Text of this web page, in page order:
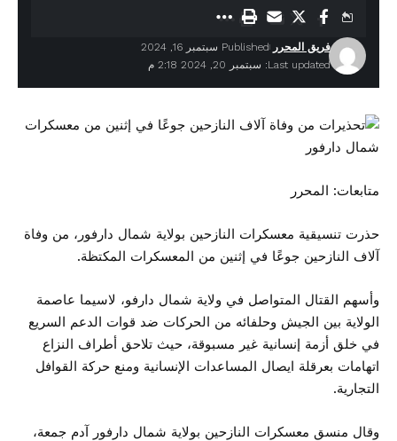
Last updated: سبتمبر 20, 2024 2:18 م
فريق المحرر Published سبتمبر 16, 2024
متابعات: المحرر
حذرت تنسيقية معسكرات النازحين بولاية شمال دارفور، من وفاة
آلاف النازحين جوعًا في إثنين من المعسكرات المكتظة.
وأسهم القتال المتواصل في ولاية شمال دارفو، لاسيما عاصمة
الولاية بين الجيش وحلفائه من الحركات ضد قوات الدعم السريع
في خلق أزمة إنسانية غير مسبوقة، حيث تلاحق أطراف النزاع
اتهامات بعرقلة ايصال المساعدات الإنسانية ومنع حركة القوافل
التجارية.
وقال منسق معسكرات النازحين بولاية شمال دارفور آدم جمعة،